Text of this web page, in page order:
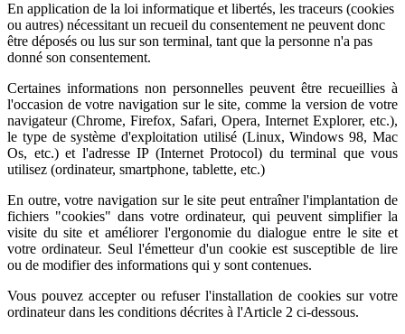
En application de la loi informatique et libertés, les traceurs (cookies
ou autres) nécessitant un recueil du consentement ne peuvent donc
être déposés ou lus sur son terminal, tant que la personne n'a pas
donné son consentement.
Certaines informations non personnelles peuvent être recueillies à
l'occasion de votre navigation sur le site, comme la version de votre
navigateur (Chrome, Firefox, Safari, Opera, Internet Explorer, etc.),
le type de système d'exploitation utilisé (Linux, Windows 98, Mac
Os, etc.) et l'adresse IP (Internet Protocol) du terminal que vous
utilisez (ordinateur, smartphone, tablette, etc.)
En outre, votre navigation sur le site peut entraîner l'implantation de
fichiers "cookies" dans votre ordinateur, qui peuvent simplifier la
visite du site et améliorer l'ergonomie du dialogue entre le site et
votre ordinateur. Seul l'émetteur d'un cookie est susceptible de lire
ou de modifier des informations qui y sont contenues.
Vous pouvez accepter ou refuser l'installation de cookies sur votre
ordinateur dans les conditions décrites à l'Article 2 ci-dessous.